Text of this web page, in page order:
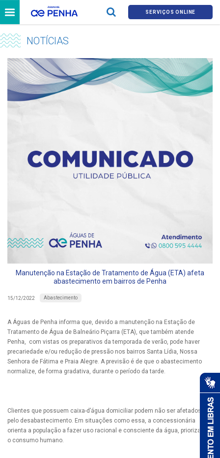
SERVIÇOS ONLINE
NOTÍCIAS
Manutenção na Estação de Tratamento de Água (ETA) afeta
abastecimento em bairros de Penha
15/12/2022 Abastecimento
A Águas de Penha informa que, devido a manutenção na Estação de
Tratamento de Água de Balneário Piçarra (ETA), que também atende
Penha, com vistas os preparativos da temporada de verão, pode haver
precariedade e/ou redução de pressão nos bairros Santa Lídia, Nossa
Senhora de Fátima e Praia Alegre. A previsão é de que o abastecimento
normalize, de forma gradativa, durante o período da tarde.
Clientes que possuem caixa-d’água domiciliar podem não ser afetados
pelo desabastecimento. Em situações como essa, a concessionária
orienta a população a fazer uso racional e consciente da água, priorizando
o consumo humano.